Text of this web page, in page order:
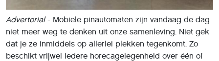
Advertorial- Mobiele pinautomaten zijn vandaag de dag
niet meer weg te denken uit onze samenleving. Niet gek
dat je ze inmiddels op allerlei plekken tegenkomt. Zo
beschikt vrijwel iedere horecagelegenheid over één of